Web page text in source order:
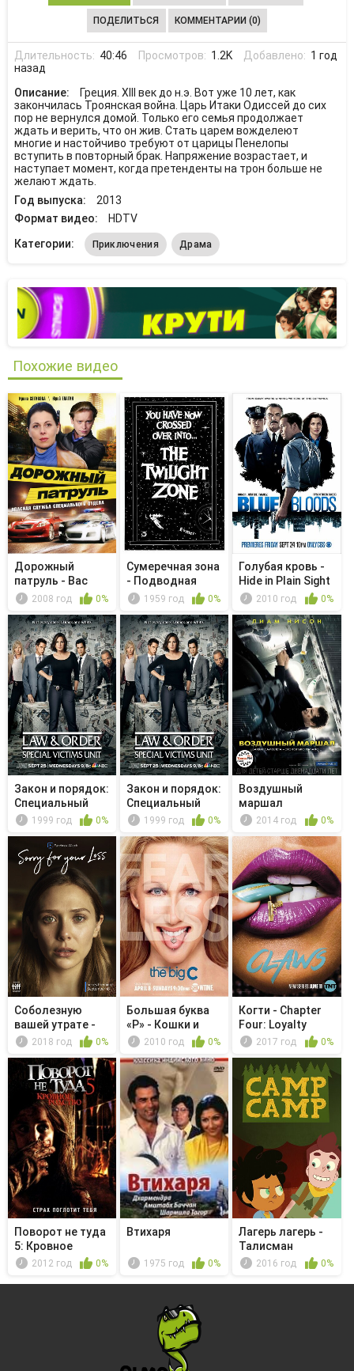
ПОДЕЛИТЬСЯ КОММЕНТАРИИ (0)
Длительность: 40:46 Просмотров: 1.2K Добавлено: 1 год
назад
Описание:
Греция. ХIII век до н.э. Вот уже 10 лет, как
закончилась Троянская война. Царь Итаки Одиссей до сих
пор не вернулся домой. Только его семья продолжает
ждать и верить, что он жив. Стать царем вожделеют
многие и настойчиво требуют от царицы Пенелопы
вступить в повторный брак. Напряжение возрастает, и
наступает момент, когда претенденты на трон больше не
желают ждать.
Год выпуска:
2013
Формат видео:
HDTV
Категории:
Приключения Драма
Похожие видео
Дорожный
патруль - Вас
подвезти?
2008 год 0%
Сумеречная зона
- Подводная
могила
1959 год 0%
Голубая кровь -
Hide in Plain Sight
2010 год 0%
Закон и порядок:
Специальный
корпус -...
1999 год 0%
Закон и порядок:
Специальный
корпус -...
1999 год 0%
Воздушный
маршал
2014 год 0%
Соболезную
вашей утрате -
Сохрани, вы...
2018 год 0%
Большая буква
«Р» - Кошки и
собаки
2010 год 0%
Когти - Chapter
Four: Loyalty
2017 год 0%
Поворот не туда
5: Кровное
родство
2012 год 0%
Втихаря
1975 год 0%
Лагерь лагерь -
Талисман
2016 год 0%